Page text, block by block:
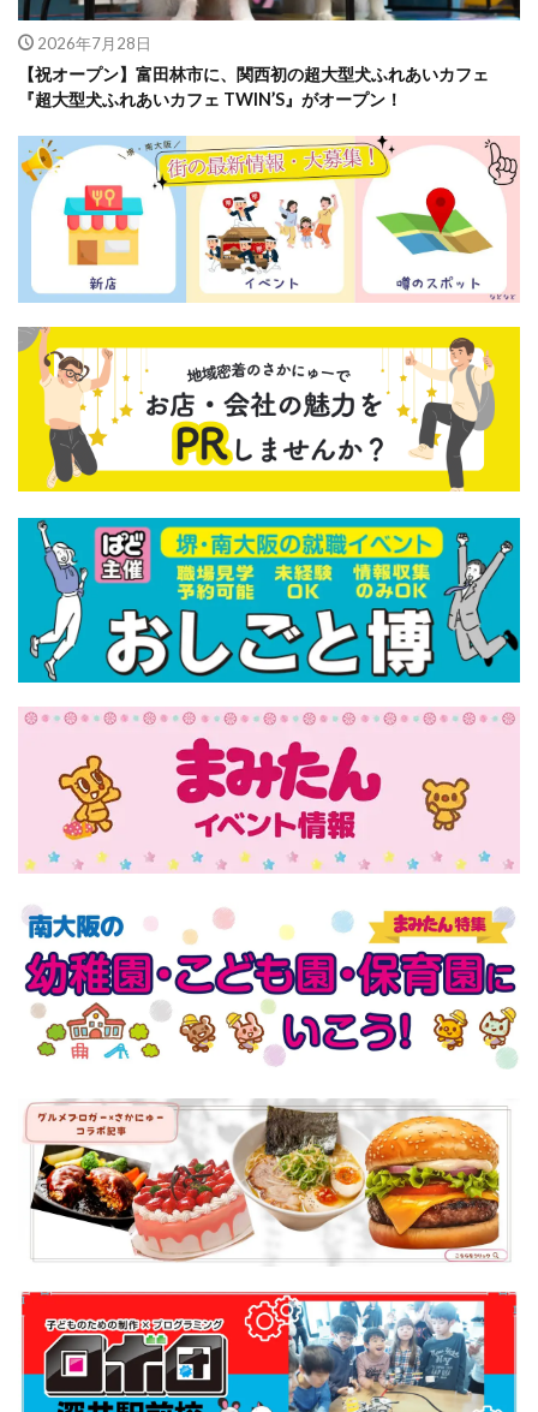
2026年7月28日
【祝オープン】富田林市に、関西初の超大型犬ふれあいカフェ
『超大型犬ふれあいカフェ TWIN’S』がオープン！